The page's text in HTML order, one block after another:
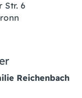
Str. 6
Reichenbach